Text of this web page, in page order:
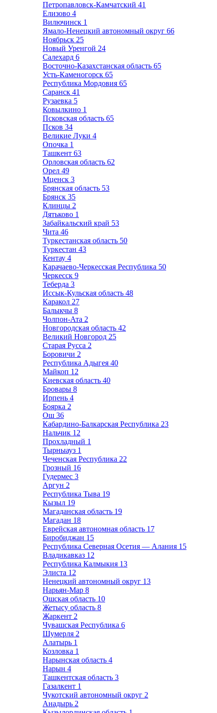
Петропавловск-Камчатский 41
Елизово 4
Вилючинск 1
Ямало-Ненецкий автономный округ 66
Ноябрьск 25
Новый Уренгой 24
Салехард 6
Восточно-Казахстанская область 65
Усть-Каменогорск 65
Республика Мордовия 65
Саранск 41
Рузаевка 5
Ковылкино 1
Псковская область 65
Псков 34
Великие Луки 4
Опочка 1
Ташкент 63
Орловская область 62
Орел 49
Мценск 3
Брянская область 53
Брянск 35
Клинцы 2
Дятьково 1
Забайкальский край 53
Чита 46
Туркестанская область 50
Туркестан 43
Кентау 4
Карачаево-Черкесская Республика 50
Черкесск 9
Теберда 3
Иссык-Кульская область 48
Каракол 27
Балыкчы 8
Чолпон-Ата 2
Новгородская область 42
Великий Новгород 25
Старая Русса 2
Боровичи 2
Республика Адыгея 40
Майкоп 12
Киевская область 40
Бровары 8
Ирпень 4
Боярка 2
Ош 36
Кабардино-Балкарская Республика 23
Нальчик 12
Прохладный 1
Тырныауз 1
Чеченская Республика 22
Грозный 16
Гудермес 3
Аргун 2
Республика Тыва 19
Кызыл 19
Магаданская область 19
Магадан 18
Еврейская автономная область 17
Биробиджан 15
Республика Северная Осетия — Алания 15
Владикавказ 12
Республика Калмыкия 13
Элиста 12
Ненецкий автономный округ 13
Нарьян-Мар 8
Ошская область 10
Жетысу область 8
Жаркент 2
Чувашская Республика 6
Шумерля 2
Алатырь 1
Козловка 1
Нарынская область 4
Нарын 4
Ташкентская область 3
Газалкент 1
Чукотский автономный округ 2
Анадырь 2